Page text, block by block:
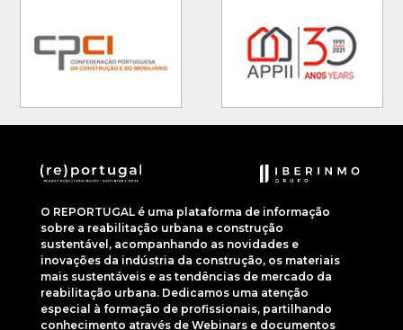
O REPORTUGAL é uma plataforma de informação
sobre a reabilitação urbana e construção
sustentável, acompanhando as novidades e
inovações da indústria da construção, os materiais
mais sustentáveis e as tendências de mercado da
reabilitação urbana. Dedicamos uma atenção
especial à formação de profissionais, partilhando
conhecimento através de Webinars e documentos